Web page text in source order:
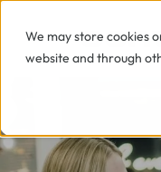
We may store cookies
website and through